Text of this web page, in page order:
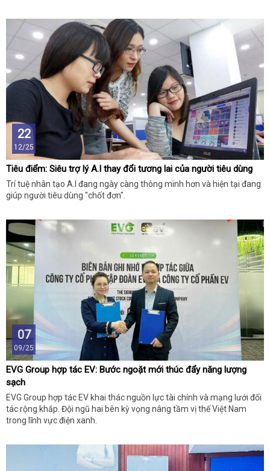
22
12/25
Tiêu điểm: Siêu trợ lý A.I thay đổi tương lai của người tiêu dùng
Trí tuệ nhân tạo A.I đang ngày càng thông minh hơn và hiện tại đang
giúp người tiêu dùng "chốt đơn".
07
09/25
EVG Group hợp tác EV: Bước ngoặt mới thúc đẩy năng lượng
sạch
EVG Group hợp tác EV khai thác nguồn lực tài chính và mạng lưới đối
tác rộng khắp. Đội ngũ hai bên kỳ vọng nâng tầm vị thế Việt Nam
trong lĩnh vực điện xanh.